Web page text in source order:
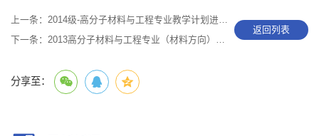
上一条： 2014级-高分子材料与工程专业教学计划进度表
下一条： 2013高分子材料与工程专业（材料方向）教学计划进度表
返回列表
分享至：